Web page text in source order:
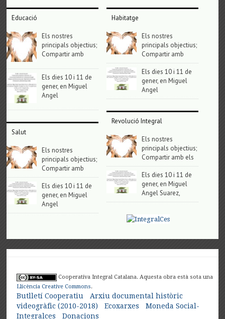
Educació
Els nostres
principals objectius;
Compartir amb
Els dies 10 i 11 de
gener, en Miguel
Angel
Salut
Els nostres
principals objectius;
Compartir amb
Els dies 10 i 11 de
gener, en Miguel
Angel
Habitatge
Els nostres
principals objectius;
Compartir amb
Els dies 10 i 11 de
gener, en Miguel
Angel
Revolució Integral
Els nostres
principals objectius;
Compartir amb els
Els dies 10 i 11 de
gener, en Miguel
Angel Suarez,
Cooperativa Integral Catalana. Aquesta obra està sota una
Llicència Creative Commons.
Butlletí Cooperatiu
Arxiu documental històric
videogràfic (2010-2018)
Ecoxarxes
Moneda Social-
Integralces
Donacions